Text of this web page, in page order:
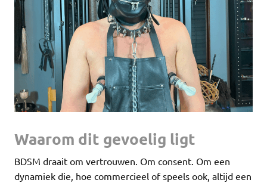
Waarom dit gevoelig ligt
BDSM draait om vertrouwen. Om consent. Om een
dynamiek die, hoe commercieel of speels ook, altijd een